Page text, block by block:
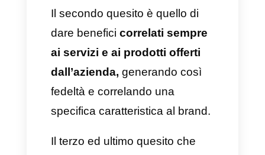
per i clienti nuovi che per
quelli già fidelizzati.Senza di
questi il programma non andrà
come previsto. Tra gli incentivi
possiamo includere la
spedizione gratuita, degli sconti,